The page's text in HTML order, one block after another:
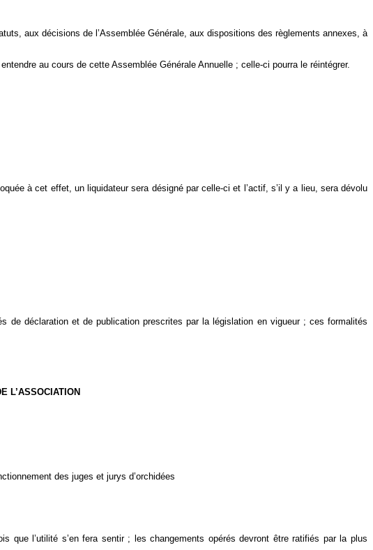
aux décisions de l’Assemblée Générale, aux dispositions des règlements annexes, à
au cours de cette Assemblée Générale Annuelle ; celle-ci pourra le réintégrer.
à cet effet, un liquidateur sera désigné par celle-ci et l’actif, s’il y a lieu, sera dévolu
de déclaration et de publication prescrites par la législation en vigueur ; ces formalités
L’ASSOCIATION
des juges et jurys d’orchidées
que l’utilité s’en fera sentir ; les changements opérés devront être ratifiés par la plus